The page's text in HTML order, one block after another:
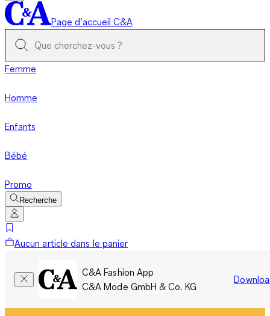
Page d’accueil C&A
Femme
Homme
Enfants
Bébé
Promo
Recherche
Aucun article dans le panier
C&A Fashion App
C&A Mode GmbH & Co. KG